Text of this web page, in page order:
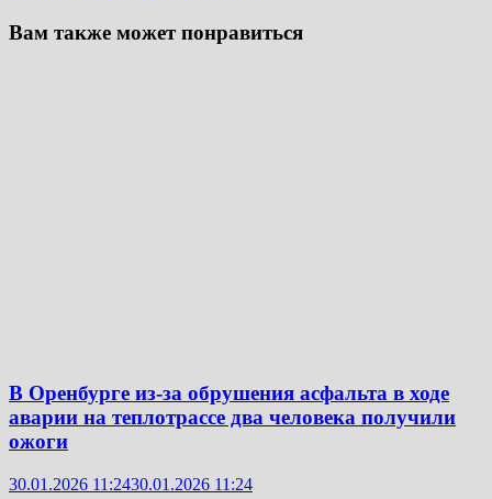
Вам также может понравиться
В Оренбурге из-за обрушения асфальта в ходе
аварии на теплотрассе два человека получили
ожоги
30.01.2026 11:2430.01.2026 11:24